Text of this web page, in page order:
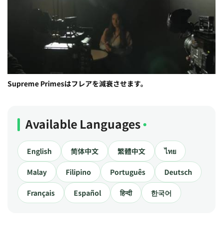
Supreme Primesはフレアを減衰させます。
Available Languages
English 简体中文 繁體中文 ไทย
Malay Filipino Português Deutsch
Français Español हिन्दी 한국어